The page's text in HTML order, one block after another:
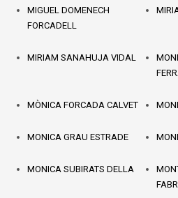
MIGUEL DOMENECH
FORCADELL
MIRIAM SANAHUJA VIDAL
MÒNICA FORCADA CALVET
MONICA GRAU ESTRADE
MONICA SUBIRATS DELLA